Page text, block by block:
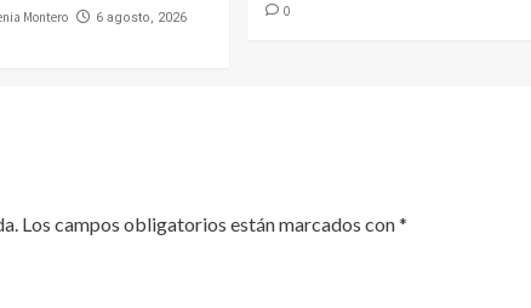
Montero 6 agosto, 2026 0
Los campos obligatorios están marcados con*